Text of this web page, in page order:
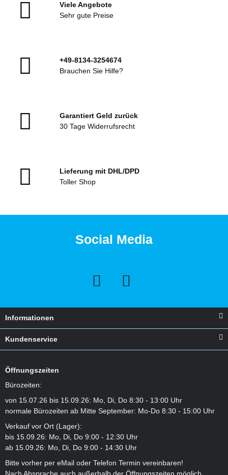
Viele Angebote
Sehr gute Preise
+49-8134-3254674
Brauchen Sie Hilfe?
Garantiert Geld zurück
30 Tage Widerrufsrecht
Lieferung mit DHL/DPD
Toller Shop
Social Media
Informationen
Kundenservice
Öffnungszeiten
Bürozeiten:
von 15.07.26 bis 15.09.26: Mo, Di, Do 8:30 - 13:00 Uhr
normale Bürozeiten ab Mitte September: Mo-Do 8:30 - 15:00 Uhr
Verkauf vor Ort (Lager):
bis 15.09.26: Mo, Di, Do 9:00 - 12:30 Uhr
ab 15.09.26: Mo, Di, Do 9:00 - 14:30 Uhr
Bitte vorher per eMail oder Telefon Termin vereinbaren!
Nach Absprache auch außerhalb der Öffnungszeiten möglich.